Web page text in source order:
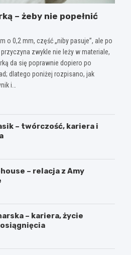
– żeby nie popełnić
o 0,2 mm, część „niby pasuje”, ale po
zwykle nie leży w materiale,
da się poprawnie dopiero po
dlatego poniżej rozpisano, jak
i…
– twórczość, kariera i
– relacja z Amy
– kariera, życie